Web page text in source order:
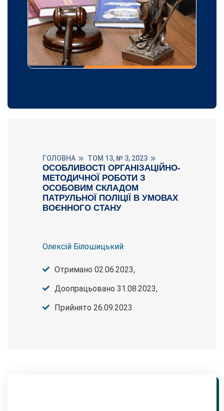
ГОЛОВНА ТОМ 13, № 3, 2023
ОСОБЛИВОСТІ ОРГАНІЗАЦІЙНО-
МЕТОДИЧНОЇ РОБОТИ З
ОСОБОВИМ СКЛАДОМ
ПАТРУЛЬНОЇ ПОЛІЦІЇ В УМОВАХ
ВОЄННОГО СТАНУ
Олексій Білошицький
Отримано 02.06.2023,
Доопрацьовано 31.08.2023,
Прийнято 26.09.2023